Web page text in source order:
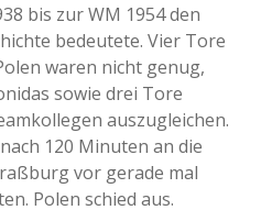
bis zur WM 1954 den
bedeutete. Vier Tore
waren nicht genug,
sowie drei Tore
auszugleichen.
120 Minuten an die
vor gerade mal
Polen schied aus.